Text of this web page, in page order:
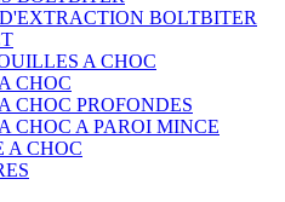
BOLTBITER
A CHOC
CHOC
CHOC PROFONDES
CHOC A PAROI MINCE
A CHOC